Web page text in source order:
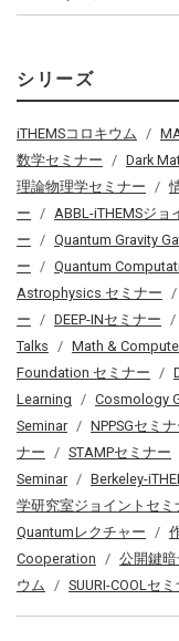
シリーズ
iTHEMSコロキウム
数学セミナー
Dark
理論物理学セミナー
ー
ABBL-iTHEMSジ
ー
Quantum Gravity
ー
Quantum
Astrophysics セミナー
ー
DEEP-INセミナー
Talks
Math &
Foundation セミナー
Learning
Cosmology
Seminar
NPPSGセミ
ナー
STAMPセミナー
Seminar
Berkeley-
学研究室ジョイントセミ
Quantumレクチャー
Cooperation
公開鍵
ウム
SUURI-COOLセ